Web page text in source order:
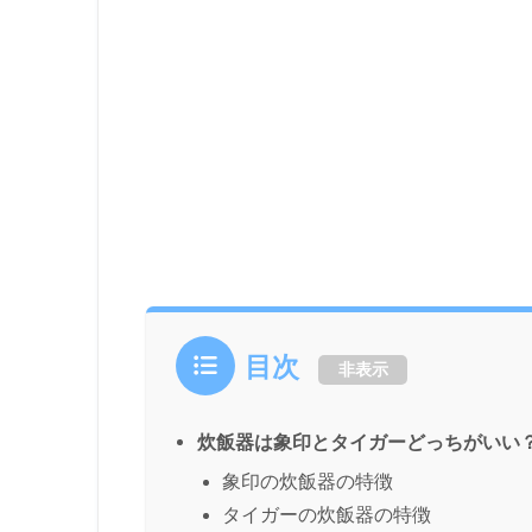
目次 非表示
炊飯器は象印とタイガーどっちがいい
象印の炊飯器の特徴
タイガーの炊飯器の特徴